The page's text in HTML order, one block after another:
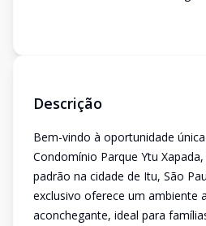
Descrição
Bem-vindo à oportunidade
Condomínio Parque Ytu
padrão na cidade de Itu, São
exclusivo oferece um ambiente
aconchegante, ideal para